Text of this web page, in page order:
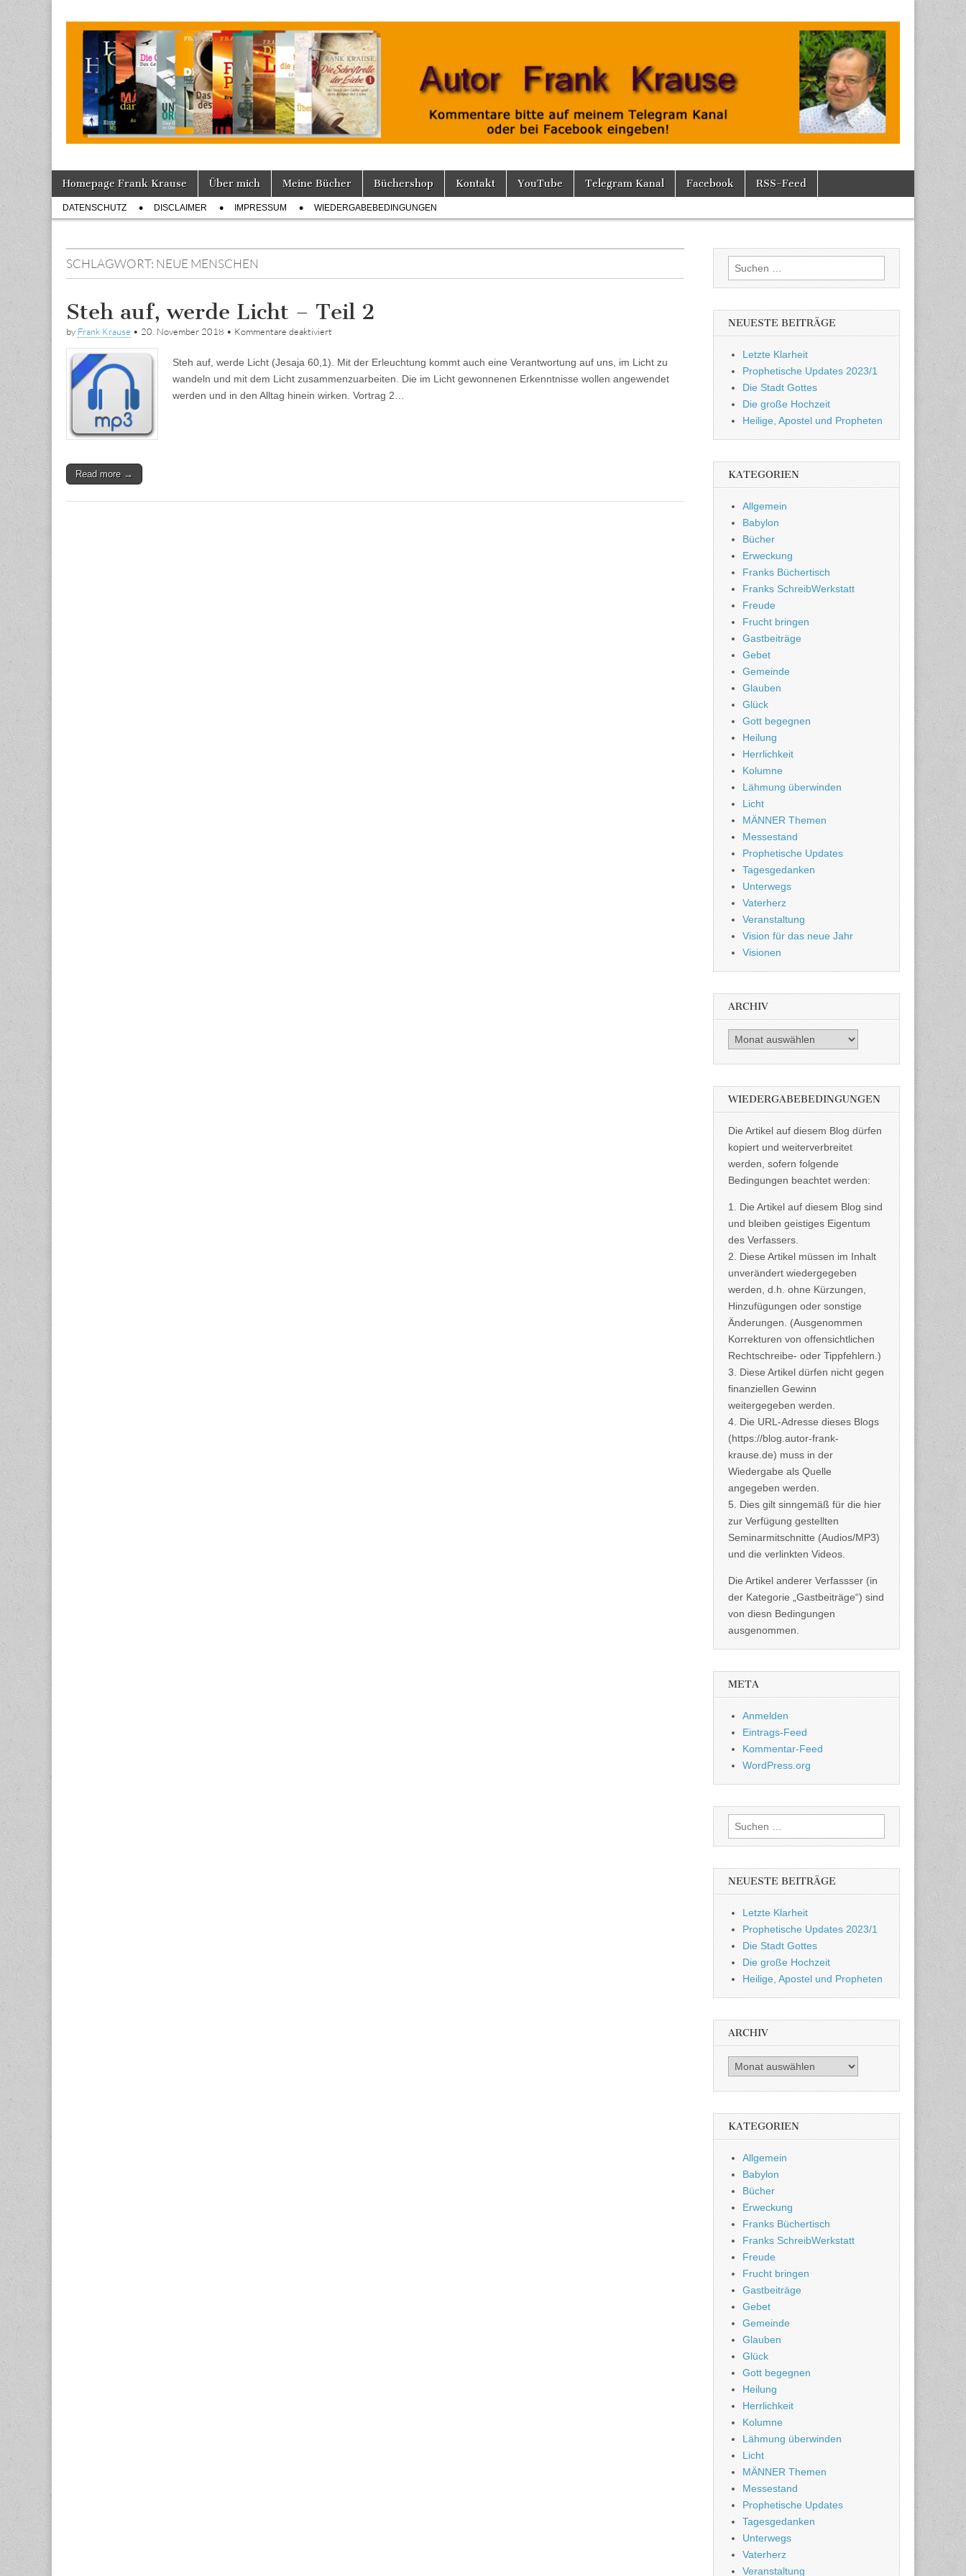
Tagebuch
Main
menu
Skip
content
Homepage Frank Krause Über mich Meine Bücher Büchershop Kontakt YouTube Telegram Kanal Facebook RSS-Feed
Sub
menu
DATENSCHUTZ DISCLAIMER IMPRESSUM WIEDERGABEBEDINGUNGEN
SCHLAGWORT: NEUE MENSCHEN
Steh auf, werde Licht – Teil 2
by Frank Krause • 20. November 2018 • Kommentare deaktiviert
werde
Licht
Teil
Steh auf, werde Licht (Jesaja 60,1). Mit der Erleuchtung kommt auch eine Verantwortung auf uns, im Licht zu
wandeln und mit dem Licht zusammenzuarbeiten. Die im Licht gewonnenen Erkenntnisse wollen angewendet
werden und in den Alltag hinein wirken. Vortrag 2…
Read more →
Suchen
nach:
NEUESTE BEITRÄGE
Letzte Klarheit
Prophetische Updates 2023/1
Die Stadt Gottes
Die große Hochzeit
Heilige, Apostel und Propheten
KATEGORIEN
Allgemein
Babylon
Bücher
Erweckung
Franks Büchertisch
Franks SchreibWerkstatt
Freude
Frucht bringen
Gastbeiträge
Gebet
Gemeinde
Glauben
Glück
Gott begegnen
Heilung
Herrlichkeit
Kolumne
Lähmung überwinden
Licht
MÄNNER Themen
Messestand
Prophetische Updates
Tagesgedanken
Unterwegs
Vaterherz
Veranstaltung
Vision für das neue Jahr
Visionen
ARCHIV
Archiv
WIEDERGABEBEDINGUNGEN
Die Artikel auf diesem Blog dürfen
kopiert und weiterverbreitet
werden, sofern folgende
Bedingungen beachtet werden:
1. Die Artikel auf diesem Blog sind
und bleiben geistiges Eigentum
des Verfassers.
2. Diese Artikel müssen im Inhalt
unverändert wiedergegeben
werden, d.h. ohne Kürzungen,
Hinzufügungen oder sonstige
Änderungen. (Ausgenommen
Korrekturen von offensichtlichen
Rechtschreibe- oder Tippfehlern.)
3. Diese Artikel dürfen nicht gegen
finanziellen Gewinn
weitergegeben werden.
4. Die URL-Adresse dieses Blogs
(https://blog.autor-frank-
krause.de) muss in der
Wiedergabe als Quelle
angegeben werden.
5. Dies gilt sinngemäß für die hier
zur Verfügung gestellten
Seminarmitschnitte (Audios/MP3)
und die verlinkten Videos.
Die Artikel anderer Verfassser (in
der Kategorie „Gastbeiträge“) sind
von diesn Bedingungen
ausgenommen.
META
Anmelden
Eintrags-Feed
Kommentar-Feed
WordPress.org
Suchen
nach:
NEUESTE BEITRÄGE
Letzte Klarheit
Prophetische Updates 2023/1
Die Stadt Gottes
Die große Hochzeit
Heilige, Apostel und Propheten
ARCHIV
Archiv
KATEGORIEN
Allgemein
Babylon
Bücher
Erweckung
Franks Büchertisch
Franks SchreibWerkstatt
Freude
Frucht bringen
Gastbeiträge
Gebet
Gemeinde
Glauben
Glück
Gott begegnen
Heilung
Herrlichkeit
Kolumne
Lähmung überwinden
Licht
MÄNNER Themen
Messestand
Prophetische Updates
Tagesgedanken
Unterwegs
Vaterherz
Veranstaltung